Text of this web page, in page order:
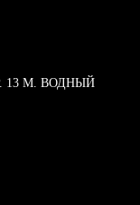
13 М. ВОДНЫЙ